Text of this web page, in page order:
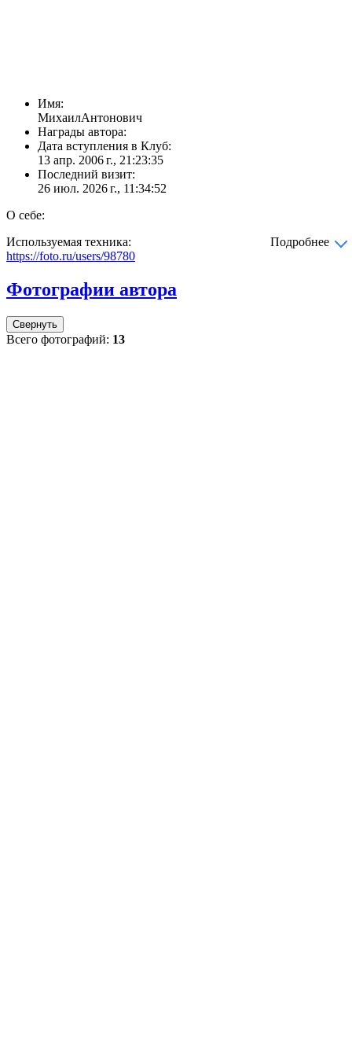
Имя:
МихаилАнтонович
Награды автора:
Дата вступления в Клуб:
13 апр. 2006 г., 21:23:35
Последний визит:
26 июл. 2026 г., 11:34:52
О себе:
Используемая техника:
Подробнее
https://foto.ru/users/98780
Фотографии автора
Свернуть
Всего фотографий: 13